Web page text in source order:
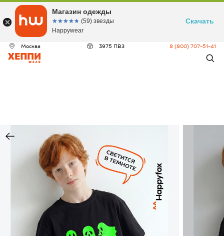
Москва 3975 ПВЗ 8 (800) 707-51-41
Магазин одежды
☆☆☆☆☆
★★★★★ (59) звезды
Happywear
Скачать